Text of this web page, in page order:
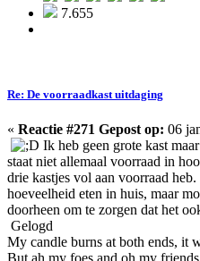
7.655
Re: De voorraadkast uitdaging
« Reactie #271 Gepost op: 06
Ik heb geen grote kast
staat niet allemaal voorraad in
drie kastjes vol aan voorraad
hoeveelheid eten in huis, maar
doorheen om te zorgen dat het
Gelogd
My candle burns at both ends, it
But ah my foes and oh my